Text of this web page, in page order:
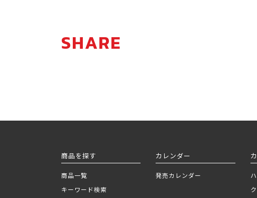
SHARE
商品を探す
商品一覧
キーワード検索
カレンダー
発売カレンダー